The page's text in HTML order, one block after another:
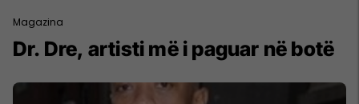
Magazina
Dr. Dre, artisti më i paguar në botë